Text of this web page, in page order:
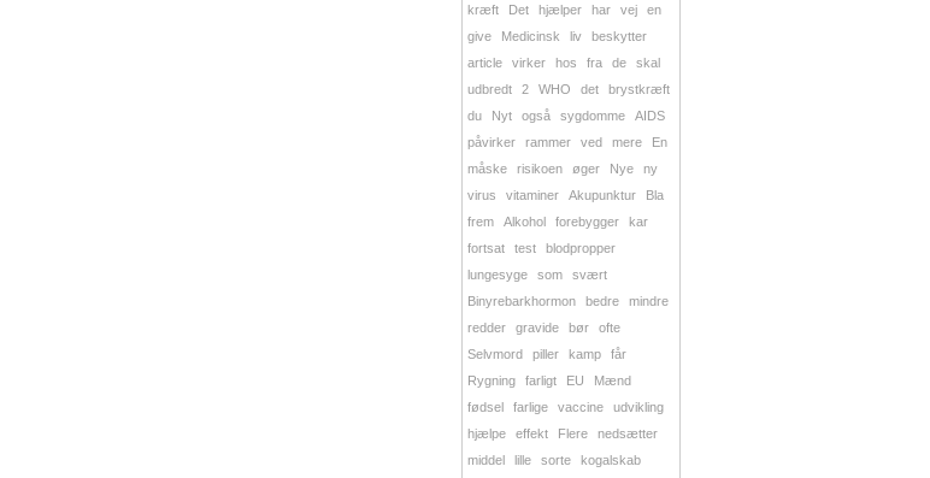
kræft
Det hjælper har vej
en
give
Medicinsk liv
beskytter
article
virker hos fra de
skal
udbredt
2 WHO det
brystkræft
du
Nyt også sygdomme
AIDS
påvirker
rammer ved mere
En
måske
risikoen øger Nye
ny
virus
vitaminer Akupunktur
Bla
frem
Alkohol forebygger
kar
fortsat
test
blodpropper
lungesyge
som
svært
Binyrebarkhormon
bedre
mindre
redder
gravide bør
ofte
Selvmord
piller kamp
får
Rygning
farligt EU
Mænd
fødsel
farlige vaccine
udvikling
hjælpe
effekt Flere
nedsætter
middel
lille sorte
kogalskab